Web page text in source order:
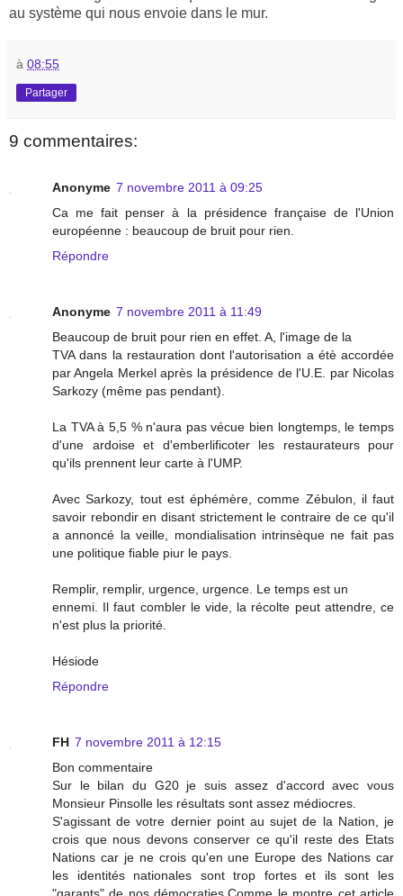
au système qui nous envoie dans le mur.
à 08:55
Partager
9 commentaires:
Anonyme 7 novembre 2011 à 09:25
Ca me fait penser à la présidence française de l'Union
européenne : beaucoup de bruit pour rien.
Répondre
Anonyme 7 novembre 2011 à 11:49
Beaucoup de bruit pour rien en effet. A, l'image de la
TVA dans la restauration dont l'autorisation a étè accordée
par Angela Merkel après la présidence de l'U.E. par Nicolas
Sarkozy (même pas pendant).
La TVA à 5,5 % n'aura pas vécue bien longtemps, le temps
d'une ardoise et d'emberlificoter les restaurateurs pour
qu'ils prennent leur carte à l'UMP.
Avec Sarkozy, tout est éphémère, comme Zébulon, il faut
savoir rebondir en disant strictement le contraire de ce qu'il
a annoncé la veille, mondialisation intrinsèque ne fait pas
une politique fiable piur le pays.
Remplir, remplir, urgence, urgence. Le temps est un
ennemi. Il faut combler le vide, la récolte peut attendre, ce
n'est plus la priorité.
Hésiode
Répondre
FH 7 novembre 2011 à 12:15
Bon commentaire
Sur le bilan du G20 je suis assez d'accord avec vous
Monsieur Pinsolle les résultats sont assez médiocres.
S'agissant de votre dernier point au sujet de la Nation, je
crois que nous devons conserver ce qu'il reste des Etats
Nations car je ne crois qu'en une Europe des Nations car
les identités nationales sont trop fortes et ils sont les